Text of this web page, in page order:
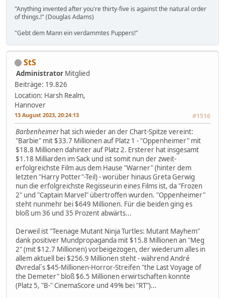
"Anything invented after you're thirty-five is against the natural order
of things.!" (Douglas Adams)
"Gebt dem Mann ein verdammtes Puppers!"
StS
Administrator Mitglied
Beiträge: 19.826
Location: Harsh Realm,
Hannover
13 August 2023, 20:24:13 #1516
Barbenheimerhat sich wieder an der Chart-Spitze vereint:
"Barbie" mit $33.7 Millionen auf Platz 1 - "Oppenheimer" mit
$18.8 Millionen dahinter auf Platz 2. Ersterer hat insgesamt
$1.18 Milliarden im Sack und ist somit nun der zweit-
erfolgreichste Film aus dem Hause "Warner" (hinter dem
letzten "Harry Potter"-Teil) - worüber hinaus Greta Gerwig
nun die erfolgreichste Regisseurin eines Films ist, da "Frozen
2" und "Captain Marvel" übertroffen wurden. "Oppenheimer"
steht nunmehr bei $649 Millionen. Für die beiden ging es
bloß um 36 und 35 Prozent abwärts...
Derweil ist "Teenage Mutant Ninja Turtles: Mutant Mayhem"
dank positiver Mundpropaganda mit $15.8 Millionen an "Meg
2" (mit $12.7 Millionen) vorbeigezogen, der wiederum alles in
allem aktuell bei $256.9 Millionen steht - während André
Øvredal´s $45-Millionen-Horror-Streifen "the Last Voyage of
the Demeter" bloß $6.5 Millionen erwirtschaften konnte
(Platz 5, "B-" CinemaScore und 49% bei "RT")...